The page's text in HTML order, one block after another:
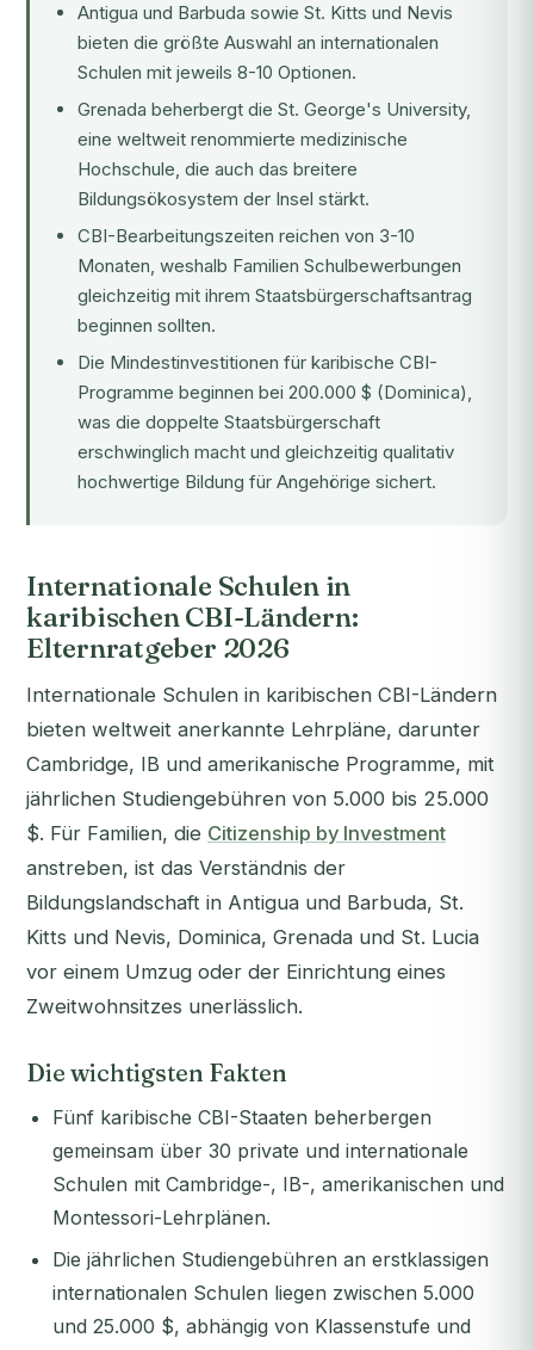
Antigua und Barbuda sowie St. Kitts und Nevis
bieten die größte Auswahl an internationalen
Schulen mit jeweils 8-10 Optionen.
Grenada beherbergt die St. George's University,
eine weltweit renommierte medizinische
Hochschule, die auch das breitere
Bildungsökosystem der Insel stärkt.
CBI-Bearbeitungszeiten reichen von 3-10
Monaten, weshalb Familien Schulbewerbungen
gleichzeitig mit ihrem Staatsbürgerschaftsantrag
beginnen sollten.
Die Mindestinvestitionen für karibische CBI-
Programme beginnen bei 200.000 $ (Dominica),
was die doppelte Staatsbürgerschaft
erschwinglich macht und gleichzeitig qualitativ
hochwertige Bildung für Angehörige sichert.
Internationale Schulen in
karibischen CBI-Ländern:
Elternratgeber 2026
Internationale Schulen in karibischen CBI-Ländern
bieten weltweit anerkannte Lehrpläne, darunter
Cambridge, IB und amerikanische Programme, mit
jährlichen Studiengebühren von 5.000 bis 25.000
$. Für Familien, die Citizenship by Investment
anstreben, ist das Verständnis der
Bildungslandschaft in Antigua und Barbuda, St.
Kitts und Nevis, Dominica, Grenada und St. Lucia
vor einem Umzug oder der Einrichtung eines
Zweitwohnsitzes unerlässlich.
Die wichtigsten Fakten
Fünf karibische CBI-Staaten beherbergen
gemeinsam über 30 private und internationale
Schulen mit Cambridge-, IB-, amerikanischen und
Montessori-Lehrplänen.
Die jährlichen Studiengebühren an erstklassigen
internationalen Schulen liegen zwischen 5.000
und 25.000 $, abhängig von Klassenstufe und